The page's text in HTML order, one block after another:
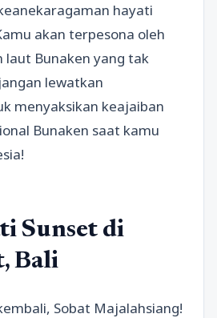
hayati
akan terpesona oleh
laut Bunaken yang tak
lewatkan
menyaksikan keajaiban
Bunaken saat kamu
Sunset di
Bali
Sobat Majalahsiang!